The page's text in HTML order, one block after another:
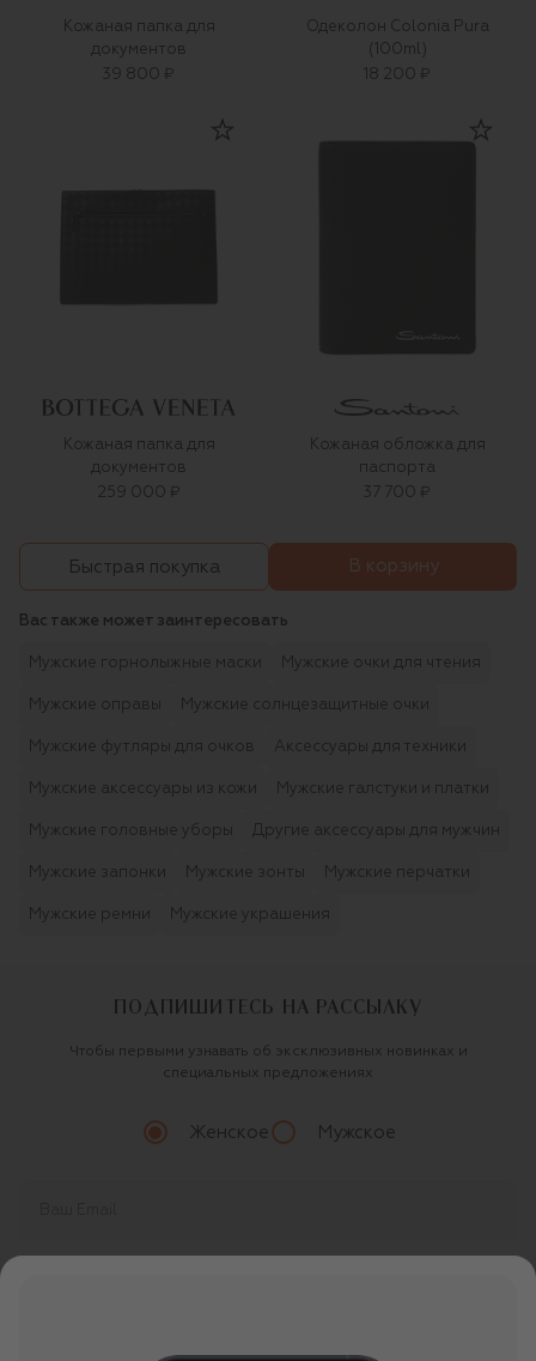
Кожаная папка для
документов
39 800 ₽
Одеколон Colonia Pura
(100ml)
18 200 ₽
Кожаная папка для
документов
259 000 ₽
Кожаная обложка для
паспорта
37 700 ₽
Быстрая покупка В корзину
Вас также может заинтересовать
Мужские горнолыжные маски Мужские очки для чтения
Мужские оправы Мужские солнцезащитные очки
Мужские футляры для очков Аксессуары для техники
Мужские аксессуары из кожи Мужские галстуки и платки
Мужские головные уборы Другие аксессуары для мужчин
Мужские запонки Мужские зонты Мужские перчатки
Мужские ремни Мужские украшения
ПОДПИШИТЕСЬ НА РАССЫЛКУ
Чтобы первыми узнавать об эксклюзивных новинках и
специальных предложениях
Женское Мужское